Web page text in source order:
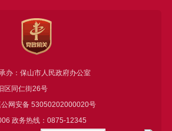
办：保山市人民政府办公室
区同仁街26号
网安备 53050202000020号
政务热线：0875-12345